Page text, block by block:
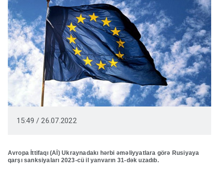
15:49 / 26.07.2022
Avropa İttifaqı (Aİ) Ukraynadakı hərbi əməliyyatlara görə Rusiyaya
qarşı sanksiyaları 2023-cü il yanvarın 31-dək uzadıb.